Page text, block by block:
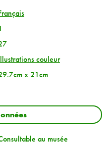
couleur
x 21cm
au musée